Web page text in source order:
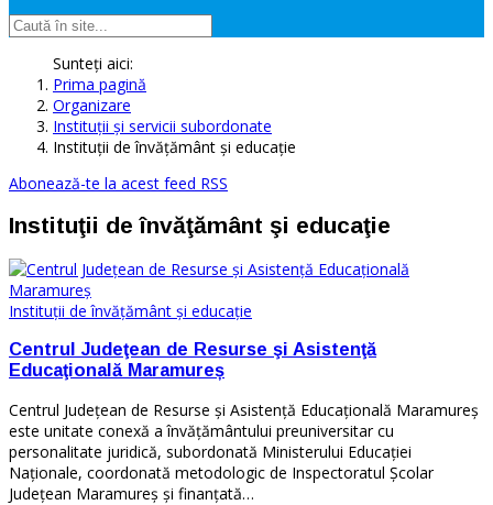
Sunteți aici:
Prima pagină
Organizare
Instituţii şi servicii subordonate
Instituţii de învăţământ şi educaţie
Abonează-te la acest feed RSS
Instituţii de învăţământ şi educaţie
Instituţii de învăţământ şi educaţie
Centrul Judeţean de Resurse şi Asistenţă
Educaţională Maramureș
Centrul Judeţean de Resurse şi Asistenţă Educaţională Maramureș
este unitate conexă a învăţământului preuniversitar cu
personalitate juridică, subordonată Ministerului Educaţiei
Naționale, coordonată metodologic de Inspectoratul Școlar
Județean Maramureș și finanțată…